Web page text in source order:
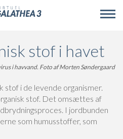
stof i havet
i havvand. Foto af Morten Søndergaard
stof i de levende organismer.
stof. Det omsættes af
I jordbunden
som humusstoffer, som